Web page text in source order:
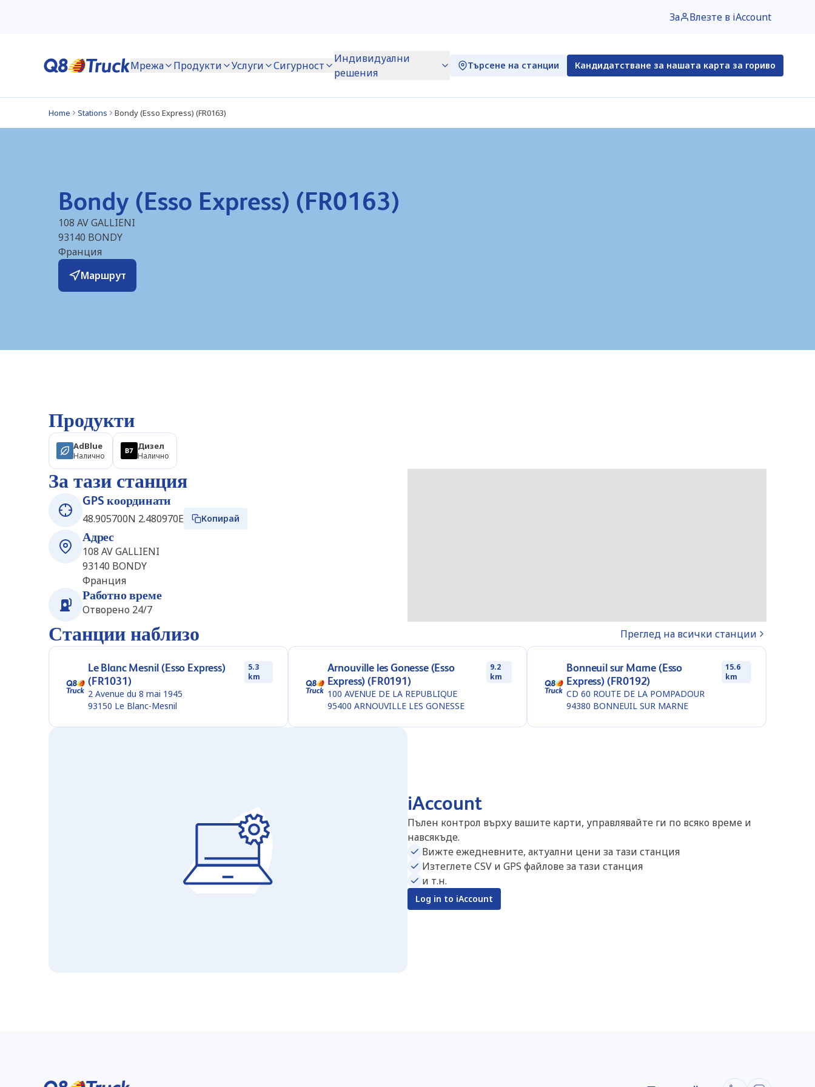
За Влезте в iAccount
Мрежа Продукти Услуги Сигурност
Индивидуални
решения
Търсене на станции Кандидатстване за нашата карта за гориво
Home Stations Bondy (Esso Express) (FR0163)
Bondy (Esso Express) (FR0163)
108 AV GALLIENI
93140 BONDY
Франция
Маршрут
Продукти
AdBlue
Налично
Дизел
Налично
За тази станция
GPS координати
48.905700N 2.480970E
Копирай
Адрес
108 AV GALLIENI
93140 BONDY
Франция
Работно време
Отворено 24/7
Станции наблизо Преглед на всички станции
Le Blanc Mesnil (Esso Express)
(FR1031)
5.3
km
2 Avenue du 8 mai 1945
93150 Le Blanc-Mesnil
Arnouville les Gonesse (Esso
Express) (FR0191)
9.2
km
100 AVENUE DE LA REPUBLIQUE
95400 ARNOUVILLE LES GONESSE
Bonneuil sur Marne (Esso
Express) (FR0192)
15.6
km
CD 60 ROUTE DE LA POMPADOUR
94380 BONNEUIL SUR MARNE
iAccount
Пълен контрол върху вашите карти, управлявайте ги по всяко време и
навсякъде.
Вижте ежедневните, актуални цени за тази станция
Изтеглете CSV и GPS файлове за тази станция
и т.н.
Log in to iAccount